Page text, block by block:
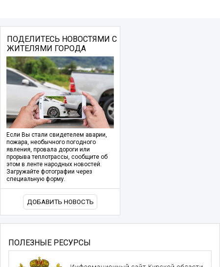
ПОДЕЛИТЕСЬ НОВОСТЯМИ С
ЖИТЕЛЯМИ ГОРОДА
Если Вы стали свидетелем аварии,
пожара, необычного погодного
явления, провала дороги или
прорыва теплотрассы, сообщите об
этом в ленте народных новостей.
Загружайте фотографии через
специальную форму.
ДОБАВИТЬ НОВОСТЬ
ПОЛЕЗНЫЕ РЕСУРСЫ